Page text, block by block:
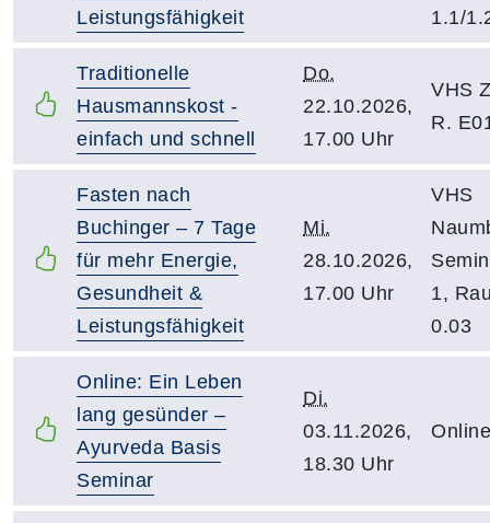
Leistungsfähigkeit
1.1/
Traditionelle
Hausmannskost -
einfach und schnell
Do.
22.10.2026,
17.00 Uhr
VHS
R.
Fasten nach
Buchinger – 7 Tage
für mehr Energie,
Gesundheit &
Leistungsfähigkeit
Mi.
28.10.2026,
17.00 Uhr
VHS
1,
0.03
Online: Ein Leben
lang gesünder –
Ayurveda Basis
Seminar
Di.
03.11.2026,
18.30 Uhr
Online